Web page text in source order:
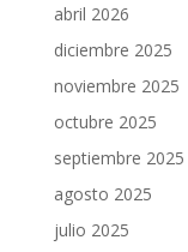
abril 2026
diciembre 2025
noviembre 2025
octubre 2025
septiembre 2025
agosto 2025
julio 2025